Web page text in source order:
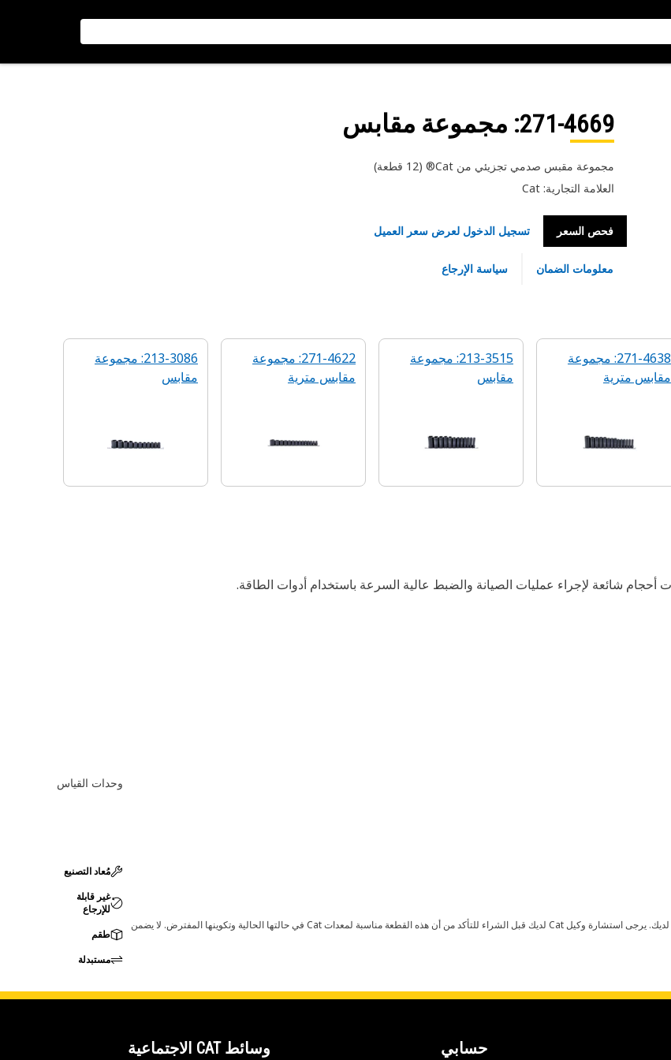
271-4669: مجموعة مقابس
مجموعة مقبس صدمي تجزيئي من Cat®‏ (12 قطعة)
العلامة التجارية: Cat
فحص السعر تسجيل الدخول لعرض سعر العميل
معلومات الضمان سياسة الإرجاع
271-4638: مجموعة
مقابس مترية
213-3515: مجموعة
مقابس
271-4622: مجموعة
مقابس مترية
213-3086: مجموعة
مقابس
وحدات القياس
قد تؤدي أي تغييرات في ضبط الشركة المصنعة إلى عدم ملاءمة المنتج لمعدات Cat لديك. يرجى استشارة وكيل Cat لديك قبل الشراء للتأكد من أن هذه القطعة مناسبة لمعدات Cat في حالتها الحالية وتكوينها المفترض. لا يضمن
مُعاد التصنيع
غير قابلة
للإرجاع
طقم
مستبدلة
حسابي وسائط CAT الاجتماعية